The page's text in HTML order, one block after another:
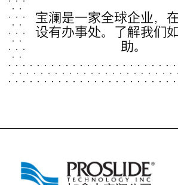
宝澜是一家全球企业，
设有办事处。了解我们
助。